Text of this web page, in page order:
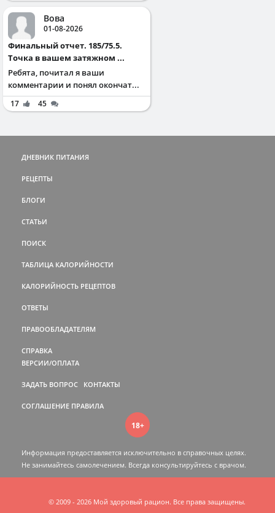
Вова
01-08-2026
Финальный отчет. 185/75.5.
Точка в вашем затяжном ...
Ребята, почитал я ваши
комментарии и понял окончат...
17 45
ДНЕВНИК ПИТАНИЯ
РЕЦЕПТЫ
БЛОГИ
СТАТЬИ
ПОИСК
ТАБЛИЦА КАЛОРИЙНОСТИ
КАЛОРИЙНОСТЬ РЕЦЕПТОВ
ОТВЕТЫ
ПРАВООБЛАДАТЕЛЯМ
СПРАВКА
ВЕРСИИ/ОПЛАТА
ЗАДАТЬ ВОПРОС КОНТАКТЫ
СОГЛАШЕНИЕ ПРАВИЛА
18+
Информация предоставляется исключительно в справочных целях.
Не занимайтесь самолечением. Всегда консультируйтесь c врачом.
© 2009 - 2026 Мой здоровый рацион. Все права защищены.